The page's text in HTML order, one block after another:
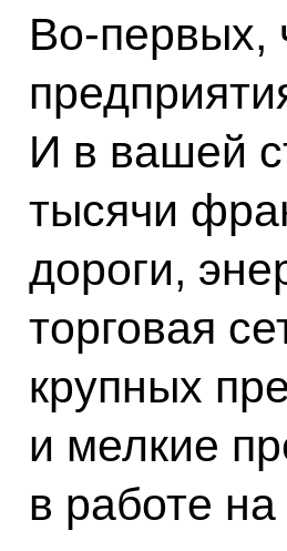
Во‑первых,
И в вашей
тысячи
дороги,
торговая
крупных
и мелкие
в работе